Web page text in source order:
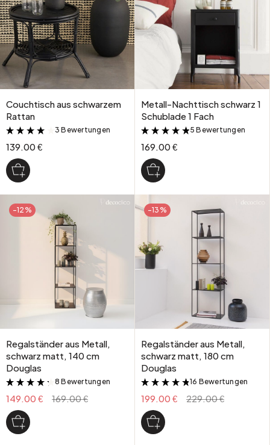
Couchtisch aus schwarzem
Rattan
&
3 Bewertungen
139.00 €
Metall-Nachttisch schwarz 1
Schublade 1 Fach
&
5 Bewertungen
169.00 €
-12%
Regalständer aus Metall,
schwarz matt, 140 cm
Douglas
&
8 Bewertungen
149.00 € 169.00 €
-13%
Regalständer aus Metall,
schwarz matt, 180 cm
Douglas
&
16 Bewertungen
199.00 € 229.00 €